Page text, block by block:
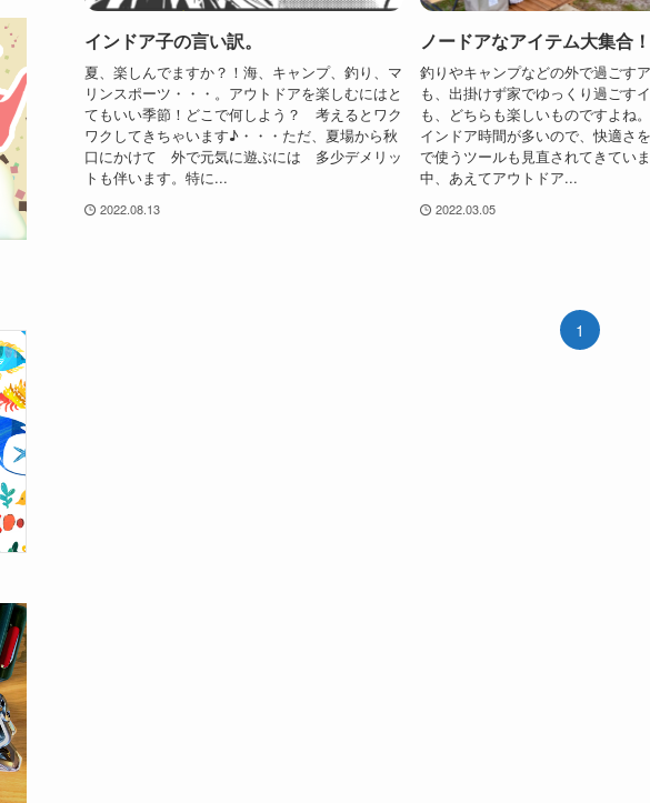
インドア子の言い訳。
夏、楽しんでますか？！海、キャンプ、釣り、マ
リンスポーツ・・・。アウトドアを楽しむにはと
てもいい季節！どこで何しよう？ 考えるとワク
ワクしてきちゃいます♪・・・ただ、夏場から秋
口にかけて 外で元気に遊ぶには 多少デメリッ
トも伴います。特に...
2022.08.13
ノードアなアイテム大集合！
釣りやキャンプなどの外で過ごす
も、出掛けず家でゆっくり過ごす
も、どちらも楽しいものですよね
インドア時間が多いので、快適さ
で使うツールも見直されてきてい
中、あえてアウトドア...
2022.03.05
1